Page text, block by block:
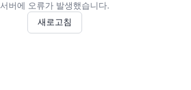
서버에 오류가 발생했습니다.
새로고침